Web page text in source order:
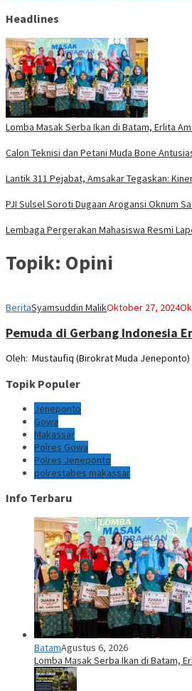
Headlines
Lomba Masak Serba Ikan di Batam, Erlita
Calon Teknisi dan Petani Muda Bone
Lantik 311 Pejabat, Amsakar Tegaskan:
PJI Sulsel Soroti Dugaan Arogansi Oknum
Lembaga Pergerakan Mahasiswa Resmi
Topik: Opini
BeritaSyamsuddin MalikOktober 27, 2024
Pemuda di Gerbang Indonesia
Oleh: Mustaufiq (Birokrat Muda Jeneponto)
Topik Populer
Jeneponto
Gowa
Makassar
Polres Gowa
Polres Jeneponto
polrestabes makassar
Info Terbaru
BatamAgustus 6, 2026
Lomba Masak Serba Ikan di Batam,